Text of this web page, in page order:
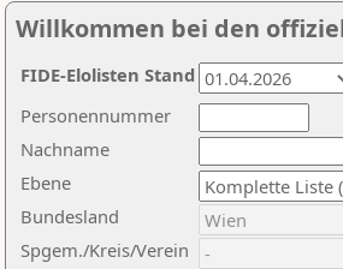
Willkommen bei den
Nachname
Ebene
Personennummer
Bundesland
Spgem./Kreis/Verein
FIDE-Elolisten Stand